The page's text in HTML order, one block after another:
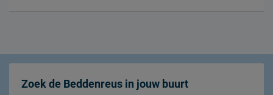
Zoek de Beddenreus in jouw buurt